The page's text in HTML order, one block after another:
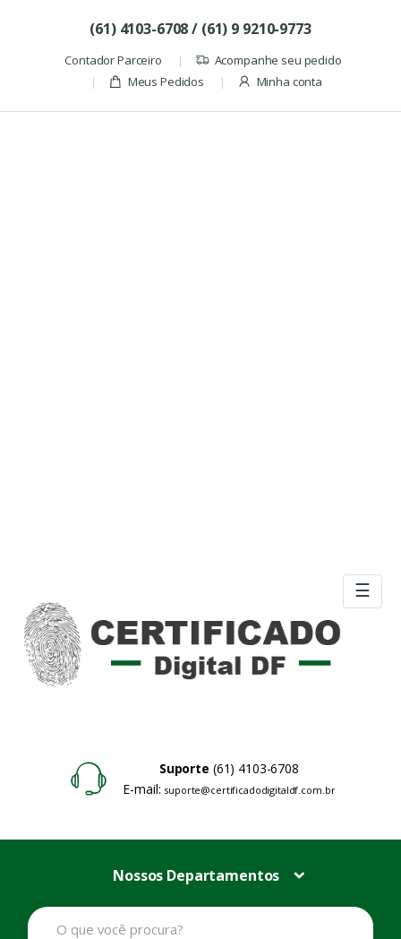
(61) 4103-6708 / (61) 9 9210-9773
Contador Parceiro
Acompanhe seu pedido
Meus Pedidos
Minha conta
☰
Suporte (61) 4103-6708
E-mail: suporte@certificadodigitaldf.com.br
Nossos Departamentos
B
u